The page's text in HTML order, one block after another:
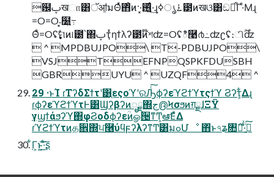
฼ࢠखா͸ॅॴ͕มΘͬͯ΋ͦͷ··͓࢖͍͍͚ͨͩ·͢ɻ࠶ൃߦ౳ͷखଓ͸ඞཁ͋Γ·ͤΜɻ
=O=O˗͓໰͍߹
Θͤ=Oʢ࣏ࣗମͷ୲౰՝΍ࢠҭͯηϯλʔ౳ͷ໊শʣ=Oʢి࿩൪߸ʣʗʢ։ி࣌ؒʣ
 ^ MPDBUJPO\ T-PDBUJPO\
VSJTEFNPQSPKFDUSBH
GBRUYU ^ UZQF4 ^
29 ·ͱΊ ɾΤʔδΣϯτʹ͸֤εςοϓʹରԠͨ͠ϕʔεϓϩϯϓτςϯϓ Ϩʔτ͕͋Δɻ
ɾϕʔεϓϩϯϓτͰ͸Ϣʔβʔͷೖྗ΍ج൫Ϟσϧͷग़ྗɺΞΫ
γϣϯάϧʔϓ΍φϨοδϕʔεؒͷௐ੔ͳͲ͕ఆٛ͞ΕͯΔ
ɾϓϩϯϓτͷத਎΍ਪ࿦ύϥϝʔλʔͳͲ͸มߋՄೳ ΋ͬͱ৭ʑ৚݅ม͑ͯ·ͨࢼ͍ͨ͠
͋Γ͕ͱ͏͍͟͝·ͨ͠ʂ